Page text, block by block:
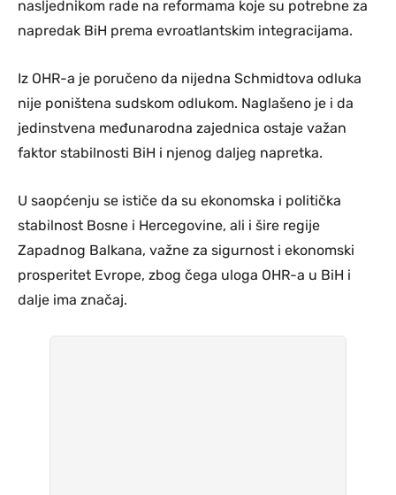
nasljednikom rade na reformama koje su potrebne za
napredak BiH prema evroatlantskim integracijama.
Iz OHR-a je poručeno da nijedna Schmidtova odluka
nije poništena sudskom odlukom. Naglašeno je i da
jedinstvena međunarodna zajednica ostaje važan
faktor stabilnosti BiH i njenog daljeg napretka.
U saopćenju se ističe da su ekonomska i politička
stabilnost Bosne i Hercegovine, ali i šire regije
Zapadnog Balkana, važne za sigurnost i ekonomski
prosperitet Evrope, zbog čega uloga OHR-a u BiH i
dalje ima značaj.